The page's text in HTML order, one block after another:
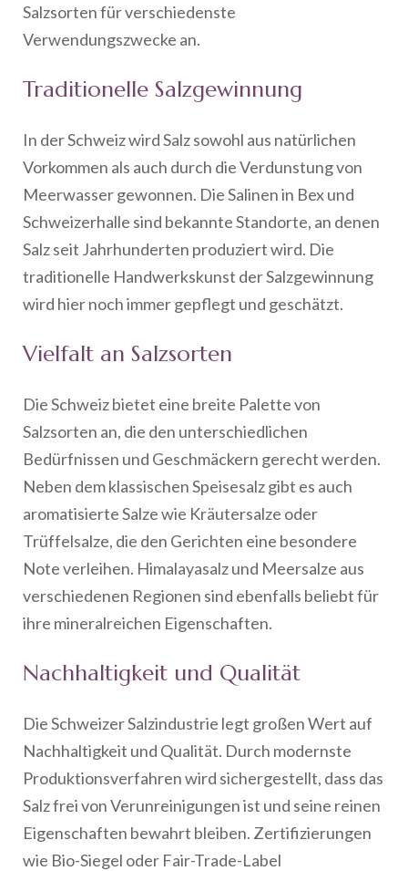
Salzsorten für verschiedenste
Verwendungszwecke an.
Traditionelle Salzgewinnung
In der Schweiz wird Salz sowohl aus natürlichen
Vorkommen als auch durch die Verdunstung von
Meerwasser gewonnen. Die Salinen in Bex und
Schweizerhalle sind bekannte Standorte, an denen
Salz seit Jahrhunderten produziert wird. Die
traditionelle Handwerkskunst der Salzgewinnung
wird hier noch immer gepflegt und geschätzt.
Vielfalt an Salzsorten
Die Schweiz bietet eine breite Palette von
Salzsorten an, die den unterschiedlichen
Bedürfnissen und Geschmäckern gerecht werden.
Neben dem klassischen Speisesalz gibt es auch
aromatisierte Salze wie Kräutersalze oder
Trüffelsalze, die den Gerichten eine besondere
Note verleihen. Himalayasalz und Meersalze aus
verschiedenen Regionen sind ebenfalls beliebt für
ihre mineralreichen Eigenschaften.
Nachhaltigkeit und Qualität
Die Schweizer Salzindustrie legt großen Wert auf
Nachhaltigkeit und Qualität. Durch modernste
Produktionsverfahren wird sichergestellt, dass das
Salz frei von Verunreinigungen ist und seine reinen
Eigenschaften bewahrt bleiben. Zertifizierungen
wie Bio-Siegel oder Fair-Trade-Label